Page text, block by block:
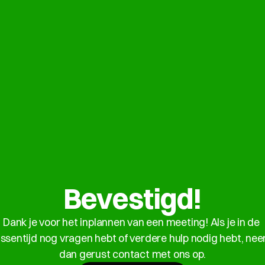
Bevestigd!
Dank je voor het inplannen van een meeting! Als je in de
nog vragen hebt of verdere hulp nodig hebt,
dan gerust contact met ons op.